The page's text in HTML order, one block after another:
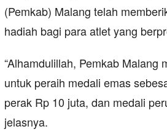
(Pemkab) Malang telah
hadiah bagi para atlet yang
“Alhamdulillah, Pemkab Malang
untuk peraih medali emas
perak Rp 10 juta, dan medali
jelasnya.